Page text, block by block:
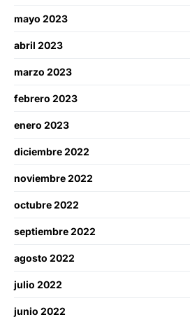
mayo 2023
abril 2023
marzo 2023
febrero 2023
enero 2023
diciembre 2022
noviembre 2022
octubre 2022
septiembre 2022
agosto 2022
julio 2022
junio 2022